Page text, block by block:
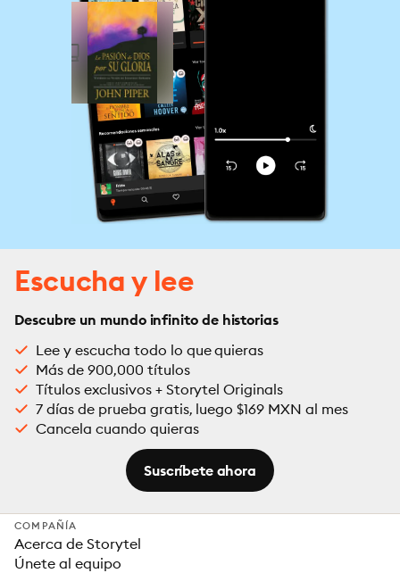
Escucha y lee
Descubre un mundo infinito de historias
Lee y escucha todo lo que quieras
Más de 900,000 títulos
Títulos exclusivos + Storytel Originals
7 días de prueba gratis, luego $169 MXN al mes
Cancela cuando quieras
Suscríbete ahora
COMPAÑÍA
Acerca de Storytel
Únete al equipo